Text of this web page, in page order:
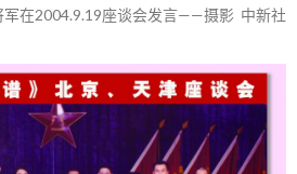
军在2004.9.19座谈会发言——摄影 中新社